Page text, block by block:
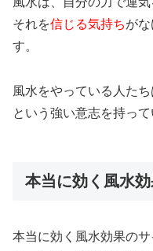
それを信じる気持ちが
す。
風水をやっている人た
という強い意志を持って
本当に効く風水
本当に効く風水効果の